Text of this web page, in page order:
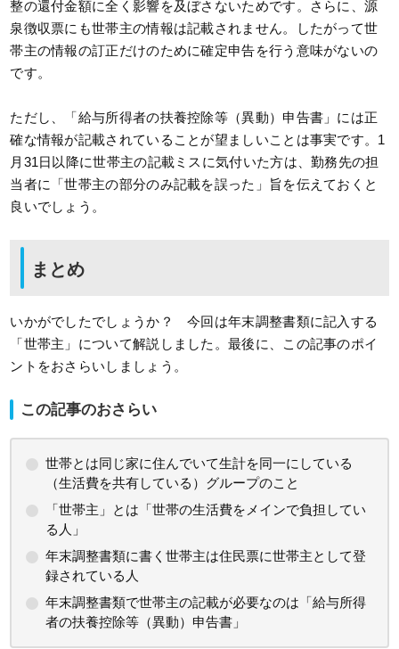
整の還付金額に全く影響を及ぼさないためです。さらに、源
泉徴収票にも世帯主の情報は記載されません。したがって世
帯主の情報の訂正だけのために確定申告を行う意味がないの
です。
ただし、「給与所得者の扶養控除等（異動）申告書」には正
確な情報が記載されていることが望ましいことは事実です。1
月31日以降に世帯主の記載ミスに気付いた方は、勤務先の担
当者に「世帯主の部分のみ記載を誤った」旨を伝えておくと
良いでしょう。
まとめ
いかがでしたでしょうか？ 今回は年末調整書類に記入する
「世帯主」について解説しました。最後に、この記事のポイ
ントをおさらいしましょう。
この記事のおさらい
世帯とは同じ家に住んでいて生計を同一にしている
（生活費を共有している）グループのこと
「世帯主」とは「世帯の生活費をメインで負担してい
る人」
年末調整書類に書く世帯主は住民票に世帯主として登
録されている人
年末調整書類で世帯主の記載が必要なのは「給与所得
者の扶養控除等（異動）申告書」